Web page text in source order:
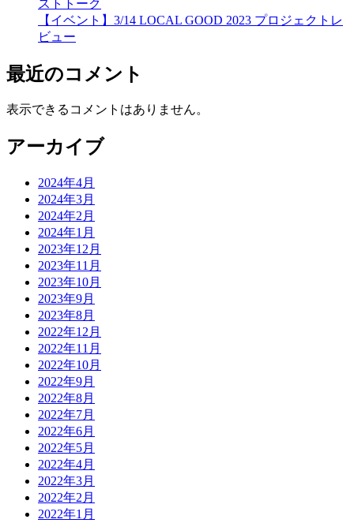
ストトーク
【イベント】3/14 LOCAL GOOD 2023 プロジェクトレ
ビュー
最近のコメント
表示できるコメントはありません。
アーカイブ
2024年4月
2024年3月
2024年2月
2024年1月
2023年12月
2023年11月
2023年10月
2023年9月
2023年8月
2022年12月
2022年11月
2022年10月
2022年9月
2022年8月
2022年7月
2022年6月
2022年5月
2022年4月
2022年3月
2022年2月
2022年1月